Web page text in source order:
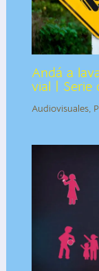
Andá a
vial | Serie
Audiovisuales,